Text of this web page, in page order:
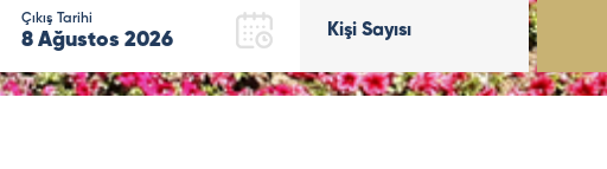
Çıkış Tarihi
8 Ağustos 2026 Kişi Sayısı